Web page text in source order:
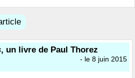
, un livre de Paul Thorez
- le 8 juin 2015